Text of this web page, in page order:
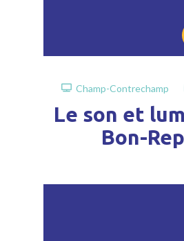
Champ-Contrechamp
Le son et
Bon-